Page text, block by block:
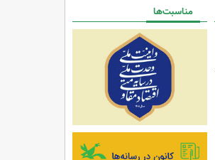
مناسبت‌ها